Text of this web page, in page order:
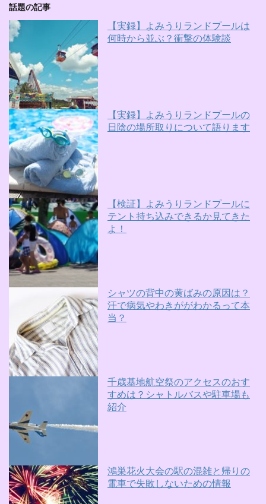
話題の記事
【実録】よみうりランドプールは
何時から並ぶ？衝撃の体験談
【実録】よみうりランドプールの
日陰の場所取りについて語ります
【検証】よみうりランドプールに
テント持ち込みできるか見てきた
よ！
シャツの背中の黄ばみの原因は？
汗で病気やわきががわかるって本
当？
千歳基地航空祭のアクセスのおす
すめは？シャトルバスや駐車場も
紹介
鴻巣花火大会の駅の混雑と帰りの
電車で失敗しないための情報